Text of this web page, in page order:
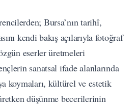
Bursa’nın tarihî,
kendi bakış açılarıyla fotoğraf
eserler üretmeleri
sanatsal ifade alanlarında
koymaları, kültürel ve estetik
düşünme becerilerinin